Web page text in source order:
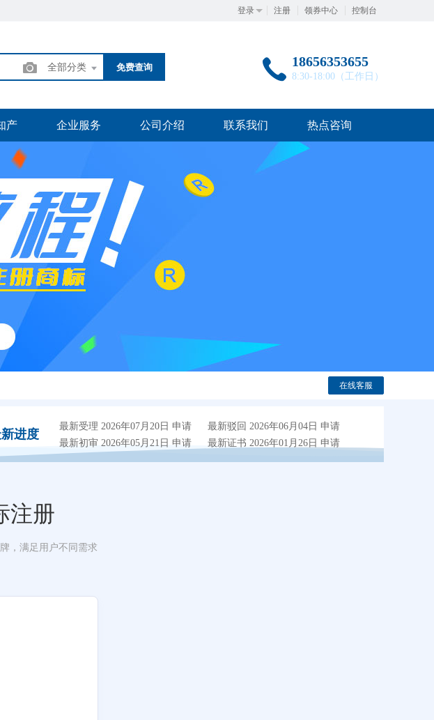
登录 注册 领券中心 控制台
全部分类 免费查询 18656353655
8:30-18:00（工作日）
产 企业服务 公司介绍 联系我们 热点咨询
在线客服
进度
最新受理 2026年07月20日 申请
最新驳回 2026年06月04日 申请
最新初审 2026年05月21日 申请
最新证书 2026年01月26日 申请
注册
，满足用户不同需求